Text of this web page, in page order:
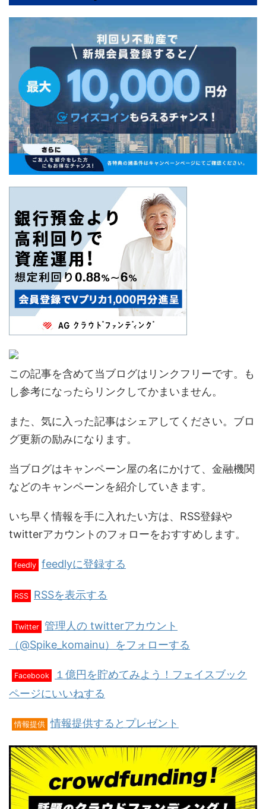
この記事を含めて当ブログはリンクフリーです。も
し参考になったらリンクしてかまいません。
また、気に入った記事はシェアしてください。ブロ
グ更新の励みになります。
当ブログはキャンペーン屋の名にかけて、金融機関
などのキャンペーンを紹介していきます。
いち早く情報を手に入れたい方は、RSS登録や
twitterアカウントのフォローをおすすめします。
feedly feedlyに登録する
RSS RSSを表示する
Twitter 管理人の twitterアカウント
（@Spike_komainu）をフォローする
Facebook
１億円を貯めてみよう！フェイスブック
ページにいいねする
情報提供 情報提供するとプレゼント